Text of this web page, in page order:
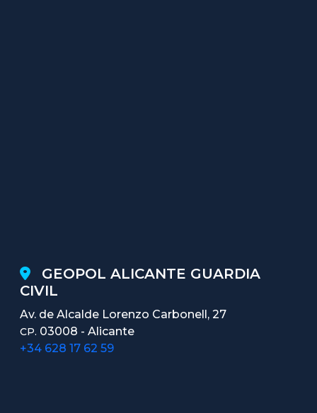
GEOPOL ALICANTE GUARDIA
CIVIL
Av. de Alcalde Lorenzo Carbonell, 27
CP. 03008 - Alicante
+34 628 17 62 59